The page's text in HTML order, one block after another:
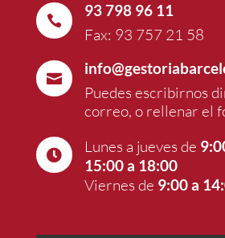

93 798 96 11
Fax: 93 757 21 58

Puedes escribirnos
correo, o rellenar el
 Lunes a jueves de
15:00 a 18:00
Viernes de 9:00 a